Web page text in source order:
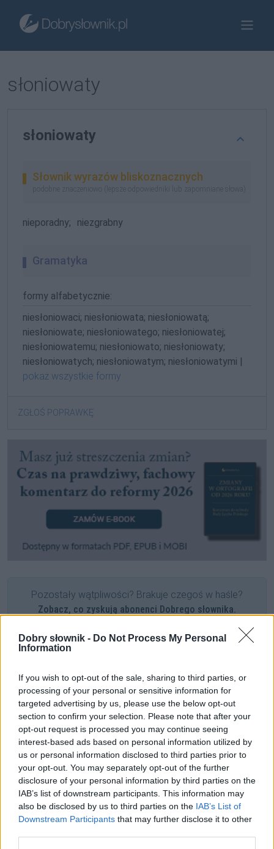
Dobry słownik - Do Not Process My Personal
Information
If you wish to opt-out of the sale, sharing to third parties, or
processing of your personal or sensitive information for
targeted advertising by us, please use the below opt-out
section to confirm your selection. Please note that after your
opt-out request is processed you may continue seeing
interest-based ads based on personal information utilized by
us or personal information disclosed to third parties prior to
your opt-out. You may separately opt-out of the further
disclosure of your personal information by third parties on the
IAB’s list of downstream participants. This information may
also be disclosed by us to third parties on the IAB’s List of
Downstream Participants that may further disclose it to other
słoniowaty
słoniowaty
Słownik wyrazów bliskoznacznych
podobne znaczeniowo (lepsze odpowiedniki lub zapomniane słowa)
nieporadny; niezgrabny
Gramatyka
formy alfabetycznie:
niesłoniowaci; niesłoniowata; niesłoniowatą;
niesłoniowate; niesłoniowatego; niesłoniowatej;
niesłoniowatemu; niesłoniowato; niesłoniowaty;
niesłoniowatych; niesłoniowatym; niesłoniowatymi |
pokaż wszystkie formy
ZGŁOŚ POPRAWKĘ
Pozostały wątpliwości? Brakuje czegoś w haśle?
Zobacz, co zyskują abonenci Dobrego słownika.
SPRAWDŹ
Często sprawdzane
Wymowa w odmianie
Czym się wzniesiesz pionowo
Od jakiej litery zapisywać
Ciekawostki
wykorzystać— Nie wykorzystuj
rzeczownik— O odmianie rzeczowników na blogu
próba— Czy wpróbajestówymienne czy niewymienne?